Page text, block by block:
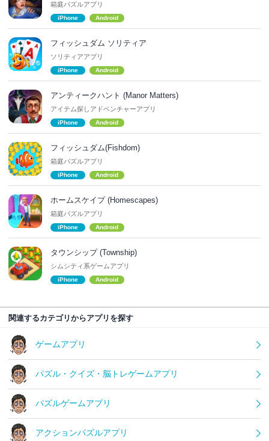
箱庭パズルアプリ
iPhone Android
フィッシュダム ソリティア
ソリティアアプリ
iPhone Android
アンティークハント (Manor Matters)
アイテム探しアドベンチャーアプリ
iPhone Android
フィッシュダム(Fishdom)
箱庭パズルアプリ
iPhone Android
ホームスケイプ (Homescapes)
箱庭パズルアプリ
iPhone Android
タウンシップ (Township)
シムシティ系ゲームアプリ
iPhone Android
関連するカテゴリからアプリを探す
ゲームアプリ
パズル・クイズ・脳トレゲームアプリ
パズルゲームアプリ
アクションパズルアプリ